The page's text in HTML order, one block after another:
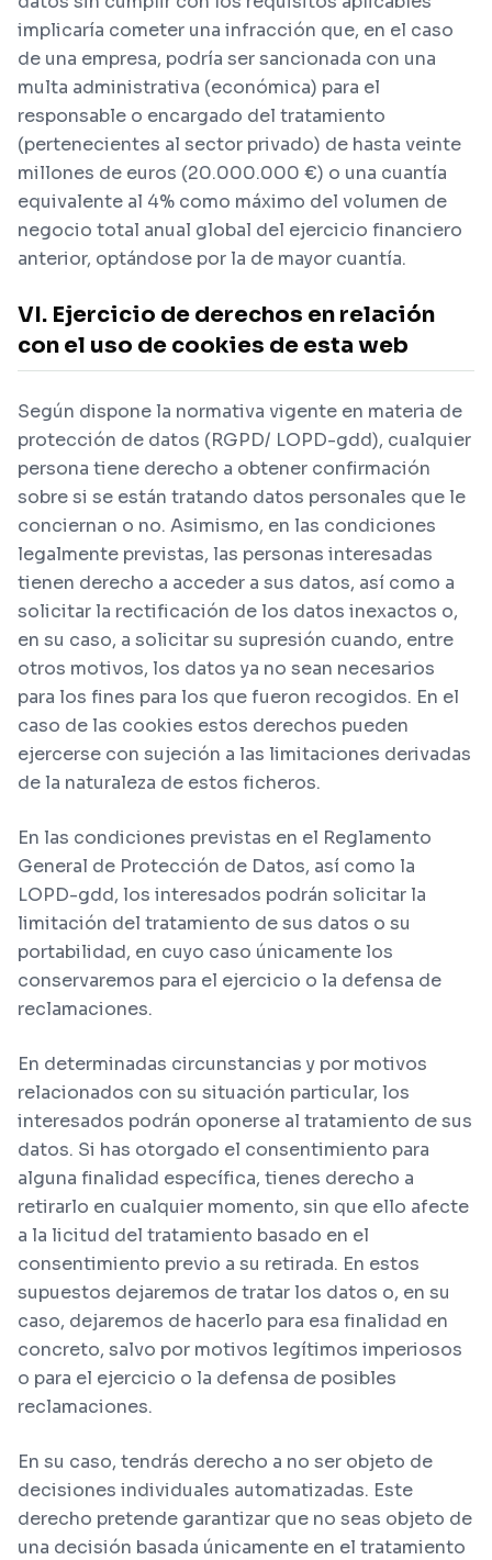
implicaría cometer una infracción que, en el caso
de una empresa, podría ser sancionada con una
multa administrativa (económica) para el
responsable o encargado del tratamiento
(pertenecientes al sector privado) de hasta veinte
millones de euros (20.000.000 €) o una cuantía
equivalente al 4% como máximo del volumen de
negocio total anual global del ejercicio financiero
anterior, optándose por la de mayor cuantía.
VI. Ejercicio de derechos en relación
con el uso de cookies de esta web
Según dispone la normativa vigente en materia de
protección de datos (RGPD/ LOPD-gdd), cualquier
persona tiene derecho a obtener confirmación
sobre si se están tratando datos personales que le
conciernan o no. Asimismo, en las condiciones
legalmente previstas, las personas interesadas
tienen derecho a acceder a sus datos, así como a
solicitar la rectificación de los datos inexactos o,
en su caso, a solicitar su supresión cuando, entre
otros motivos, los datos ya no sean necesarios
para los fines para los que fueron recogidos. En el
caso de las cookies estos derechos pueden
ejercerse con sujeción a las limitaciones derivadas
de la naturaleza de estos ficheros.
En las condiciones previstas en el Reglamento
General de Protección de Datos, así como la
LOPD-gdd, los interesados podrán solicitar la
limitación del tratamiento de sus datos o su
portabilidad, en cuyo caso únicamente los
conservaremos para el ejercicio o la defensa de
reclamaciones.
En determinadas circunstancias y por motivos
relacionados con su situación particular, los
interesados podrán oponerse al tratamiento de sus
datos. Si has otorgado el consentimiento para
alguna finalidad específica, tienes derecho a
retirarlo en cualquier momento, sin que ello afecte
a la licitud del tratamiento basado en el
consentimiento previo a su retirada. En estos
supuestos dejaremos de tratar los datos o, en su
caso, dejaremos de hacerlo para esa finalidad en
concreto, salvo por motivos legítimos imperiosos
o para el ejercicio o la defensa de posibles
reclamaciones.
En su caso, tendrás derecho a no ser objeto de
decisiones individuales automatizadas. Este
derecho pretende garantizar que no seas objeto de
una decisión basada únicamente en el tratamiento